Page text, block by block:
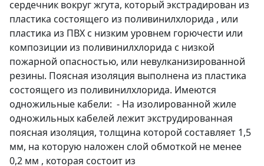
сердечник вокруг жгута, который экстрадирован из
пластика состоящего из поливинилхлорида , или
пластика из ПВХ с низким уровнем горючести или
композиции из поливинилхлорида с низкой
пожарной опасностью, или невулканизированной
резины. Поясная изоляция выполнена из пластика
состоящего из поливинилхлорида. Имеются
одножильные кабели: - На изолированной жиле
одножильных кабелей лежит экструдированная
поясная изоляция, толщина которой составляет 1,5
мм, на которую наложен слой обмоткой не менее
0,2 мм , которая состоит из